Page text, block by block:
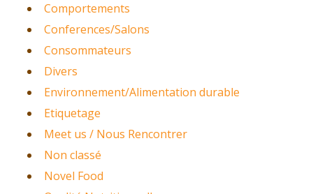
Comportements
Conferences/Salons
Consommateurs
Divers
Environnement/Alimentation durable
Etiquetage
Meet us / Nous Rencontrer
Non classé
Novel Food